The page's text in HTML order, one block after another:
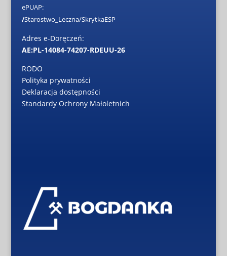
ePUAP:
/Starostwo_Leczna/SkrytkaESP
Adres e-Doręczeń:
AE:PL-14084-74207-RDEUU-26
RODO
Polityka prywatności
Deklaracja dostępności
Standardy Ochrony Małoletnich